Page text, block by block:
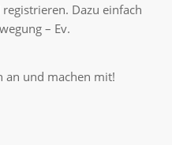
Dazu einfach
– Ev.
an und machen mit!